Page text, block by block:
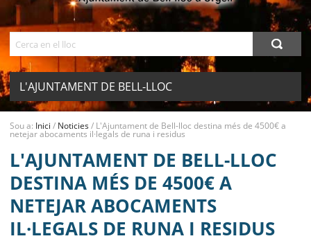
L'AJUNTAMENT DE BELL-LLOC
DESTINA MÉS DE 4500€ A NETEJAR
ABOCAMENTS IL·LEGALS DE RUNA I
RESIDUS
MENU
AJUNTAMENT
MUNICIPI
Sou a: Inici / Noticies/ L'Ajuntament de Bell-lloc destina més de 4500€ a
netejar abocaments il·legals de runa i residus
L'AJUNTAMENT DE BELL-LLOC
DESTINA MÉS DE 4500€ A
NETEJAR ABOCAMENTS
IL·LEGALS DE RUNA I RESIDUS